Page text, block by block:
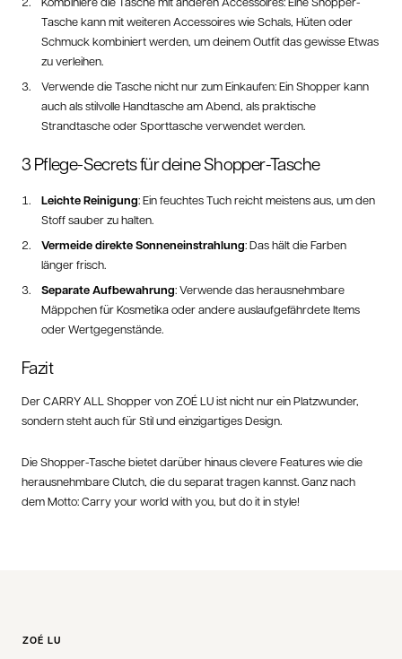
Tasche kann mit weiteren Accessoires wie Schals, Hüten oder
Schmuck kombiniert werden, um deinem Outfit das gewisse Etwas
zu verleihen.
Verwende die Tasche nicht nur zum Einkaufen: Ein Shopper kann
auch als stilvolle Handtasche am Abend, als praktische
Strandtasche oder Sporttasche verwendet werden.
3 Pflege-Secrets für deine Shopper-Tasche
Leichte Reinigung: Ein feuchtes Tuch reicht meistens aus, um den
Stoff sauber zu halten.
Vermeide direkte Sonneneinstrahlung: Das hält die Farben
länger frisch.
Separate Aufbewahrung: Verwende das herausnehmbare
Mäppchen für Kosmetika oder andere auslaufgefährdete Items
oder Wertgegenstände.
Fazit
Der CARRY ALL Shopper von ZOÉ LU ist nicht nur ein Platzwunder,
sondern steht auch für Stil und einzigartiges Design.
Die Shopper-Tasche bietet darüber hinaus clevere Features wie die
herausnehmbare Clutch, die du separat tragen kannst. Ganz nach
dem Motto: Carry your world with you, but do it in style!
ZOÉ LU